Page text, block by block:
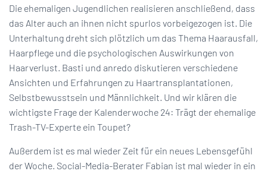
Die ehemaligen Jugendlichen realisieren anschließend, dass
das Alter auch an ihnen nicht spurlos vorbeigezogen ist. Die
Unterhaltung dreht sich plötzlich um das Thema Haarausfall,
Haarpflege und die psychologischen Auswirkungen von
Haarverlust. Basti und anredo diskutieren verschiedene
Ansichten und Erfahrungen zu Haartransplantationen,
Selbstbewusstsein und Männlichkeit. Und wir klären die
wichtigste Frage der Kalenderwoche 24: Trägt der ehemalige
Trash-TV-Experte ein Toupet?
Außerdem ist es mal wieder Zeit für ein neues Lebensgefühl
der Woche. Social-Media-Berater Fabian ist mal wieder in ein